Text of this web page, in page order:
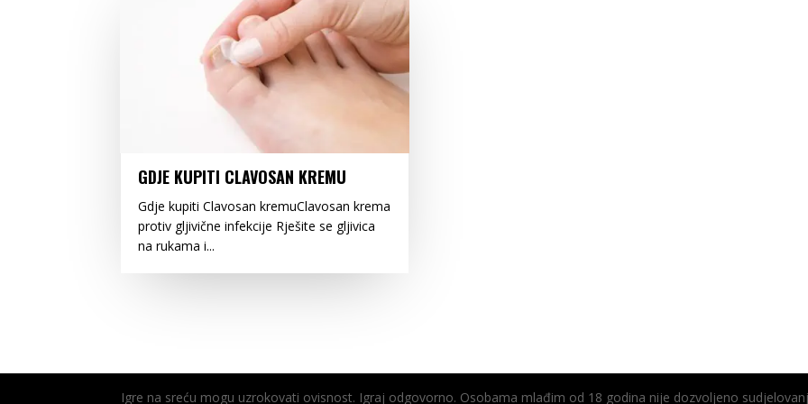
GDJE KUPITI CLAVOSAN KREMU
Gdje kupiti Clavosan kremuClavosan krema
protiv gljivične infekcije Rješite se gljivica
na rukama i...
Igre na sreću mogu uzrokovati ovisnost. Igraj odgovorno. Osobama mlađim od 18 godina nije dozvoljeno